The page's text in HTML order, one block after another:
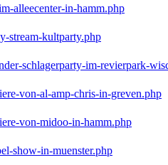
alleecenter-in-hamm.php
stream-kultparty.php
schlagerparty-im-revierpark-
von-al-amp-chris-in-greven.php
von-midoo-in-hamm.php
show-in-muenster.php